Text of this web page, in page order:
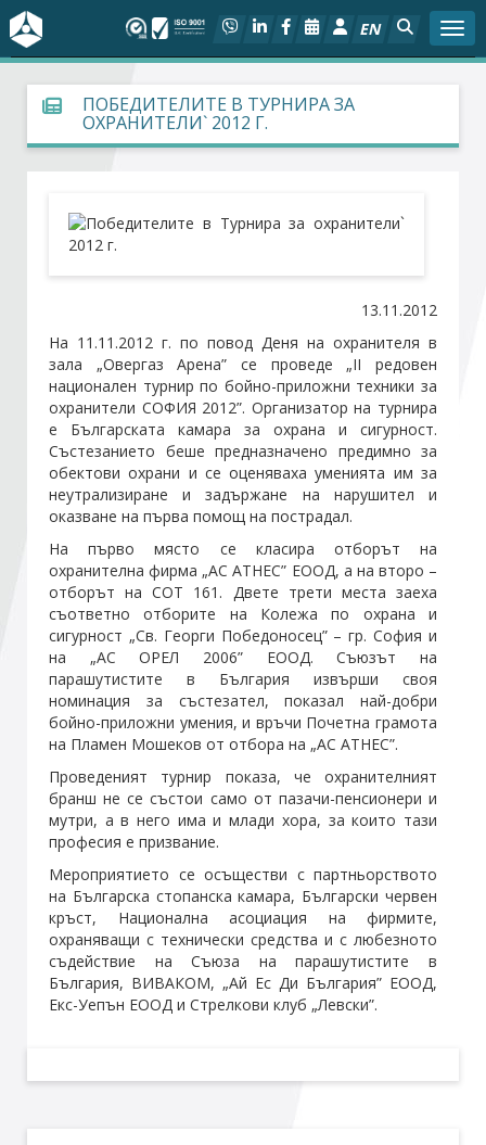
EN
За БСК
На фокус
Арбитражен съд
Проекти
Членове
Стани член
Абонирайте се!
ПОБЕДИТЕЛИТЕ В ТУРНИРА ЗА
ОХРАНИТЕЛИ` 2012 Г.
13.11.2012
На 11.11.2012 г. по повод Деня на охранителя в
зала „Овергаз Арена” се проведе „II редовен
национален турнир по бойно-приложни техники за
охранители СОФИЯ 2012”. Организатор на турнира
е Българската камара за охрана и сигурност.
Състезанието беше предназначено предимно за
обектови охрани и се оценяваха уменията им за
неутрализиране и задържане на нарушител и
оказване на първа помощ на пострадал.
На първо място се класира отборът на
охранителна фирма „АС АТНЕС” ЕООД, а на второ –
отборът на СОТ 161. Двете трети места заеха
съответно отборите на Колежа по охрана и
сигурност „Св. Георги Победоносец” – гр. София и
на „АС ОРЕЛ 2006” ЕООД. Съюзът на
парашутистите в България извърши своя
номинация за състезател, показал най-добри
бойно-приложни умения, и връчи Почетна грамота
на Пламен Мошеков от отбора на „АС АТНЕС”.
Проведеният турнир показа, че охранителният
бранш не се състои само от пазачи-пенсионери и
мутри, а в него има и млади хора, за които тази
професия е призвание.
Мероприятието се осъществи с партньорството
на Българска стопанска камара, Български червен
кръст, Национална асоциация на фирмите,
охраняващи с технически средства и с любезното
съдействие на Съюза на парашутистите в
България, ВИВАКОМ, „Ай Ес Ди България” ЕООД,
Екс-Уепън ЕООД и Стрелкови клуб „Левски”.